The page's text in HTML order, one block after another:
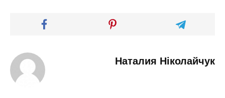
Наталия Ніколайчук